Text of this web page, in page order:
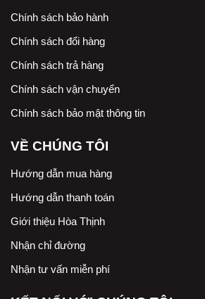
Chính sách bảo hành
Chính sách đổi hàng
Chính sách trả hàng
Chính sách vận chuyển
Chính sách bảo mật thông tin
VỀ CHÚNG TÔI
Hướng dẫn mua hàng
Hướng dẫn thanh toán
Giới thiệu Hòa Thịnh
Nhận chỉ đường
Nhận tư vấn miễn phí